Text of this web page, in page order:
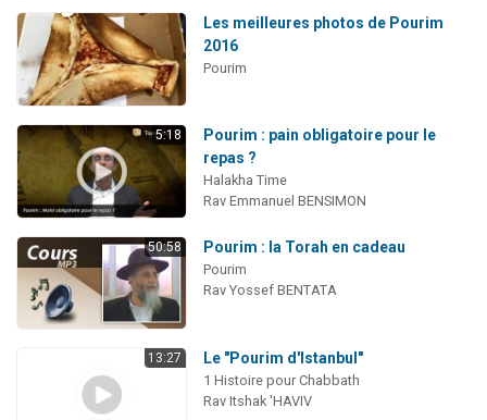
Les meilleures photos de Pourim
2016
Pourim
5:18
Pourim : pain obligatoire pour le
repas ?
Halakha Time
Rav Emmanuel BENSIMON
50:58 Pourim : la Torah en cadeau
Pourim
Rav Yossef BENTATA
13:27 Le "Pourim d'Istanbul"
1 Histoire pour Chabbath
Rav Itshak 'HAVIV